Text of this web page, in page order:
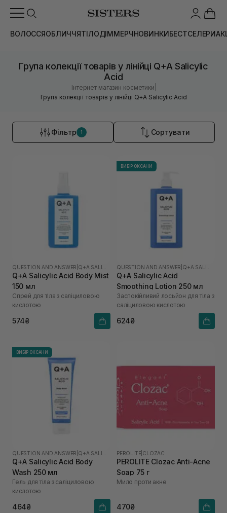
ВОЛОССЯОБЛИЧЧЯТІЛОДІММЕРЧНОВИНКИБЕСТСЕЛЕРИ
Група колекції товарів у лінійці Q+A Salicylic
Acid
Інтернет магазин косметики
Група колекції товарів у лінійці Q+A Salicylic Acid
Фільтр 1 Сортувати
QUESTION AND ANSWER
Q+A Salicylic Acid Body Mist
150 мл
Спрей для тіла з саліциловою
кислотою
574₴
ВИБІР ОКСАНИ
QUESTION AND ANSWER
Q+A Salicylic Acid
Smoothing Lotion 250 мл
Заспокійливий лосьйон для тіла з
саліциловою кислотою
624₴
ВИБІР ОКСАНИ
QUESTION AND ANSWER
Q+A Salicylic Acid Body
Wash 250 мл
Гель для тіла з саліциловою
кислотою
464₴
PEROLITE CLOZAC
PEROLITE Clozac Anti-Acne
Soap 75 г
Мило проти акне
470₴